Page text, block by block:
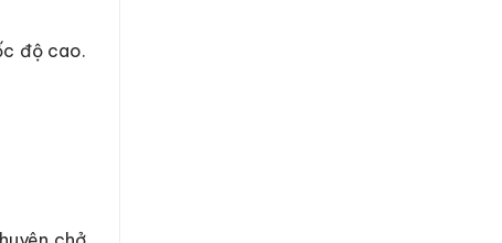
độ cao.